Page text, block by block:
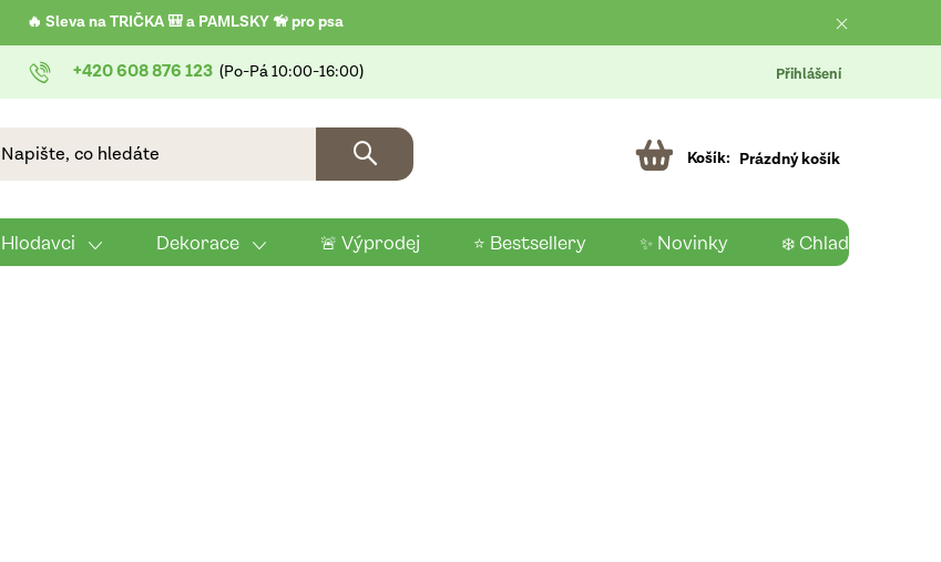
🔥 Sleva na TRIČKA 🎒 a PAMLSKY 🦮 pro psa
+420 608 876 123 Přihlášení
Prázdný košík
Hlodavci Dekorace 🚨 Výprodej ⭐ Bestsellery ✨ Novinky ❄️ Chladící